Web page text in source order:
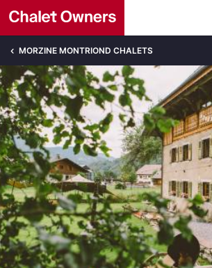
MORZINE MONTRIOND CHALETS